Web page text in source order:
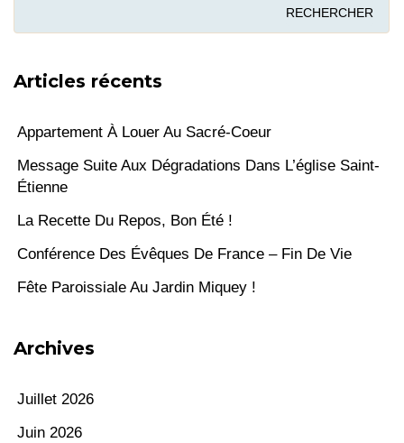
Articles récents
Appartement À Louer Au Sacré-Coeur
Message Suite Aux Dégradations Dans L’église Saint-
Étienne
La Recette Du Repos, Bon Été !
Conférence Des Évêques De France – Fin De Vie
Fête Paroissiale Au Jardin Miquey !
Archives
Juillet 2026
Juin 2026